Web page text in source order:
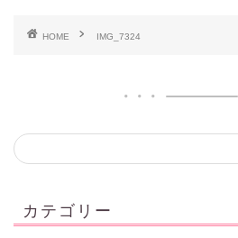
HOME IMG_7324
カテゴリー